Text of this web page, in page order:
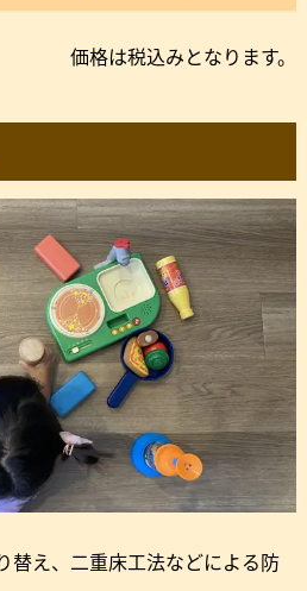
価格は税込みとなります。
替え、二重床工法などによる防